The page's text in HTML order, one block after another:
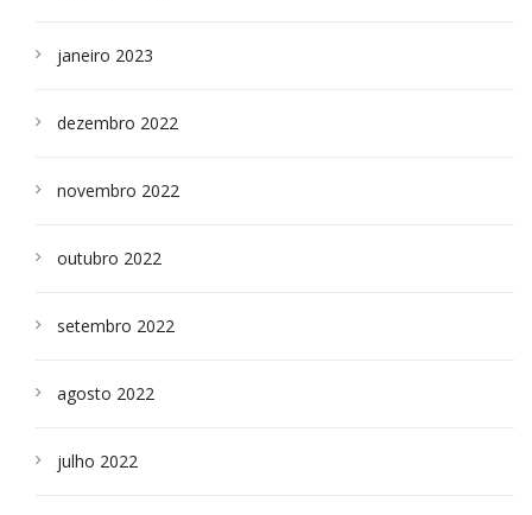
janeiro 2023
dezembro 2022
novembro 2022
outubro 2022
setembro 2022
agosto 2022
julho 2022